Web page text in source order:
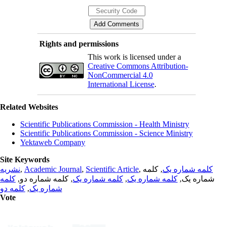
Rights and permissions
This work is licensed under a
Creative Commons Attribution-
NonCommercial 4.0
International License.
Related Websites
Scientific Publications Commission - Health Ministry
Scientific Publications Commission - Science Ministry
Yektaweb Company
Site Keywords
نشریه, Academic Journal, Scientific Article, کلمه شماره یک, کلمه
شماره یک, کلمه شماره یک, کلمه شماره یک, کلمه شماره دو, کلمه
شماره یک, کلمه دو
Vote